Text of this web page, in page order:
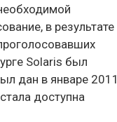
в результате
Solaris был
дан в январе 2011
доступна